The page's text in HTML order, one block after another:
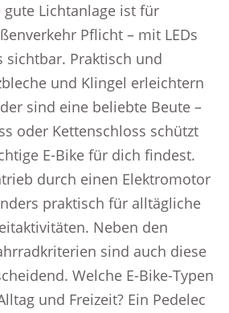
gute Lichtanlage ist für
Pflicht – mit LEDs
sichtbar. Praktisch und
und Klingel erleichtern
sind eine beliebte Beute –
oder Kettenschloss schützt
E-Bike für dich findest.
durch einen Elektromotor
praktisch für alltägliche
Neben den
sind auch diese
Welche E-Bike-Typen
und Freizeit? Ein Pedelec